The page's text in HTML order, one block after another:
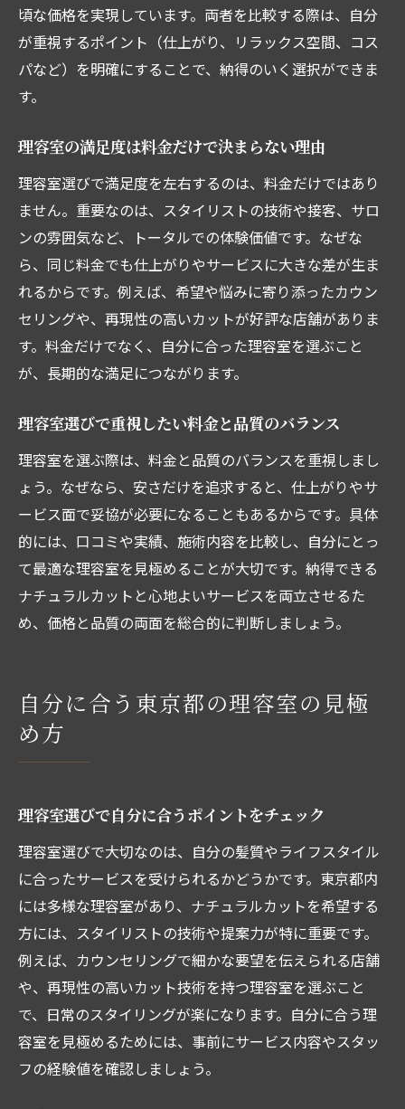
頃な価格を実現しています。両者を比較する際は、自分
が重視するポイント（仕上がり、リラックス空間、コス
パなど）を明確にすることで、納得のいく選択ができま
す。
理容室の満足度は料金だけで決まらない理由
理容室選びで満足度を左右するのは、料金だけではあり
ません。重要なのは、スタイリストの技術や接客、サロ
ンの雰囲気など、トータルでの体験価値です。なぜな
ら、同じ料金でも仕上がりやサービスに大きな差が生ま
れるからです。例えば、希望や悩みに寄り添ったカウン
セリングや、再現性の高いカットが好評な店舗がありま
す。料金だけでなく、自分に合った理容室を選ぶこと
が、長期的な満足につながります。
理容室選びで重視したい料金と品質のバランス
理容室を選ぶ際は、料金と品質のバランスを重視しまし
ょう。なぜなら、安さだけを追求すると、仕上がりやサ
ービス面で妥協が必要になることもあるからです。具体
的には、口コミや実績、施術内容を比較し、自分にとっ
て最適な理容室を見極めることが大切です。納得できる
ナチュラルカットと心地よいサービスを両立させるた
め、価格と品質の両面を総合的に判断しましょう。
自分に合う東京都の理容室の見極
め方
理容室選びで自分に合うポイントをチェック
理容室選びで大切なのは、自分の髪質やライフスタイル
に合ったサービスを受けられるかどうかです。東京都内
には多様な理容室があり、ナチュラルカットを希望する
方には、スタイリストの技術や提案力が特に重要です。
例えば、カウンセリングで細かな要望を伝えられる店舗
や、再現性の高いカット技術を持つ理容室を選ぶこと
で、日常のスタイリングが楽になります。自分に合う理
容室を見極めるためには、事前にサービス内容やスタッ
フの経験値を確認しましょう。